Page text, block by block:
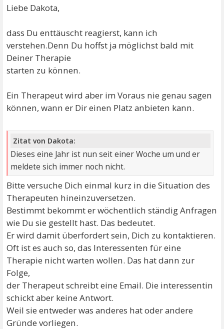
Liebe Dakota,
dass Du enttäuscht reagierst, kann ich
verstehen.Denn Du hoffst ja möglichst bald mit
Deiner Therapie
starten zu können.
Ein Therapeut wird aber im Voraus nie genau sagen
können, wann er Dir einen Platz anbieten kann.
Zitat von Dakota:
Dieses eine Jahr ist nun seit einer Woche um und er
meldete sich immer noch nicht.
Bitte versuche Dich einmal kurz in die Situation des
Therapeuten hineinzuversetzen.
Bestimmt bekommt er wöchentlich ständig Anfragen
wie Du sie gestellt hast. Das bedeutet.
Er wird damit überfordert sein, Dich zu kontaktieren.
Oft ist es auch so, das Interessenten für eine
Therapie nicht warten wollen. Das hat dann zur
Folge,
der Therapeut schreibt eine Email. Die interessentin
schickt aber keine Antwort.
Weil sie entweder was anderes hat oder andere
Gründe vorliegen.